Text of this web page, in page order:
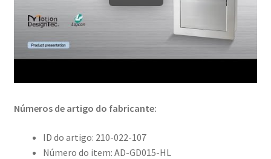
Números de artigo do fabricante:
ID do artigo: 210-022-107
Número do item: AD-GD015-HL